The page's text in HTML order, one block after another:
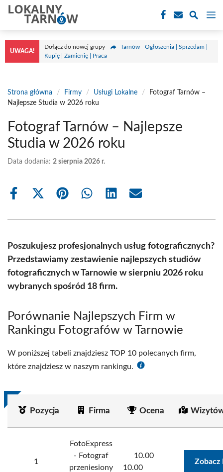
Przejdź
treści
UWAGA!
Dołącz do nowej grupy
Tarnów - Ogłoszenia | Sprzedam |
Kupię | Zamienię | Praca
Strona główna / Firmy / Usługi Lokalne /
Fotograf Tarnów –
Najlepsze Studia w 2026 roku
Fotograf Tarnów – Najlepsze
Studia w 2026 roku
Data dodania: 2 sierpnia 2026 r.
Share
Share
(Twitter)
Share Share Share Share
Poszukujesz profesjonalnych usług fotograficznych?
Przedstawiamy zestawienie najlepszych studiów
fotograficznych w Tarnowie w sierpniu 2026 roku
wybranych spośród 18 firm.
Porównanie Najlepszych Firm w
Rankingu Fotografów w Tarnowie
W poniższej tabeli znajdziesz TOP 10 polecanych firm,
które znajdziesz w naszym rankingu.
Pozycja Firma Ocena
1
FotoExpress
- Fotograf
przeniesiony
10.00
10.00
Zobacz